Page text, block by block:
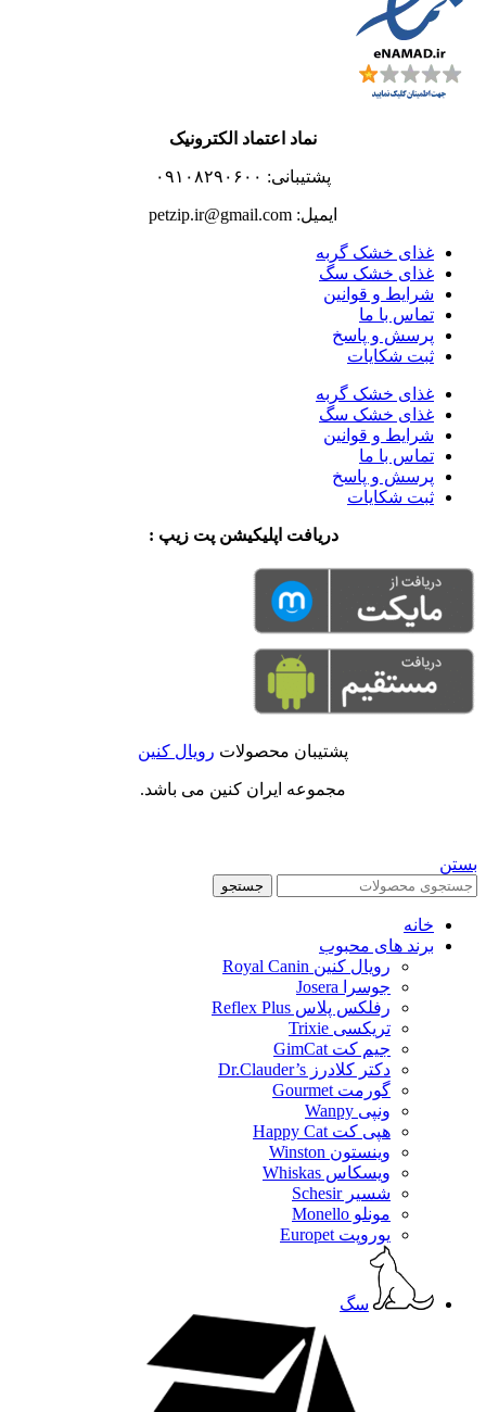
نماد اعتماد الکترونیک
پشتیبانی: ۰۹۱۰۸۲۹۰۶۰۰
ایمیل: petzip.ir@gmail.com
غذای خشک گربه
غذای خشک سگ
شرایط و قوانین
تماس با ما
پرسش و پاسخ
ثبت شکایات
غذای خشک گربه
غذای خشک سگ
شرایط و قوانین
تماس با ما
پرسش و پاسخ
ثبت شکایات
دریافت اپلیکیشن پت زیپ :
پشتیبان محصولات رویال کنین
مجموعه ایران کنین می باشد.
بستن
جستجو
خانه
برند های محبوب
رویال کنین Royal Canin
جوسرا Josera
رفلکس پلاس Reflex Plus
تریکسی Trixie
جیم کت GimCat
دکتر کلادرز Dr.Clauder’s
گورمت Gourmet
ونپی Wanpy
هپی کت Happy Cat
وینستون Winston
ویسکاس Whiskas
شسیر Schesir
مونلو Monello
یوروپت Europet
سگ